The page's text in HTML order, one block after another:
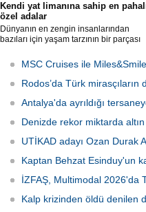
Kendi yat limanına sahip en
özel adalar
Dünyanın en zengin insanlarından
bazıları için yaşam tarzının bir parçası
zamanda kendi yat limanı, helikopter
pisti ve seçkin villaları da içeren koca
özel adadır.
MSC Cruises ile
Rodos’da Türk mirasçıların
Antalya'da ayrıldığı
Denizde rekor miktarda
UTİKAD adayı Ozan Durak
Kaptan Behzat Esinduy'un
İZFAŞ, Multimodal 2026'da
Kalp krizinden öldü denilen